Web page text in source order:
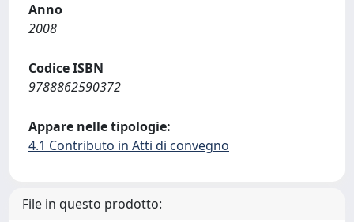
Anno
2008
Codice ISBN
9788862590372
Appare nelle tipologie:
4.1 Contributo in Atti di convegno
File in questo prodotto: